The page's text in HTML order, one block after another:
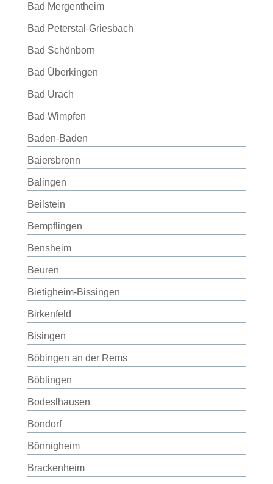
Bad Mergentheim
Bad Peterstal-Griesbach
Bad Schönborn
Bad Überkingen
Bad Urach
Bad Wimpfen
Baden-Baden
Baiersbronn
Balingen
Beilstein
Bempflingen
Bensheim
Beuren
Bietigheim-Bissingen
Birkenfeld
Bisingen
Böbingen an der Rems
Böblingen
Bodeslhausen
Bondorf
Bönnigheim
Brackenheim